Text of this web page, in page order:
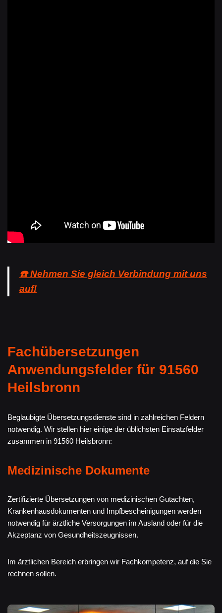
☎️ Nehmen Sie gleich Verbindung mit uns
auf!
Fachübersetzungen
Anwendungsfelder für 91560
Heilsbronn
Beglaubigte Übersetzungsdienste sind in zahlreichen Feldern
notwendig. Wir stellen hier einige der üblichsten Einsatzfelder
zusammen in 91560 Heilsbronn:
Medizinische Dokumente
Zertifizierte Übersetzungen von medizinischen Gutachten,
Krankenhausdokumenten und Impfbescheinigungen werden
notwendig für ärztliche Versorgungen im Ausland oder für die
Akzeptanz von Gesundheitszeugnissen.
Im ärztlichen Bereich erbringen wir Fachkompetenz, auf die Sie
rechnen sollen.